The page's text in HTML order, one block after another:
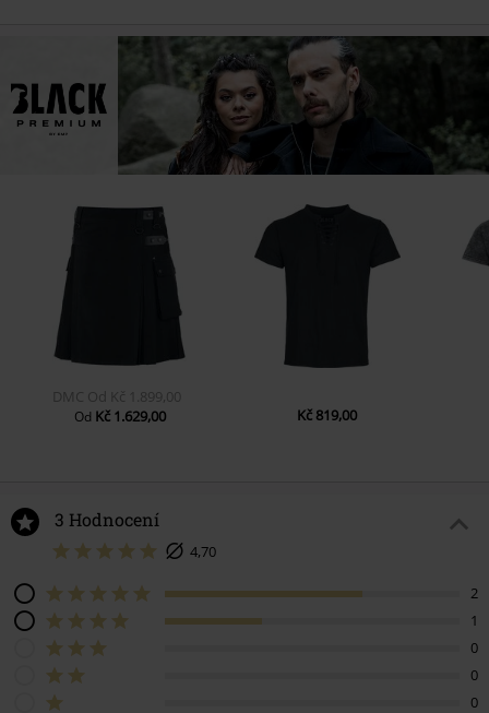
DMC Od Kč 1.899,00
Od Kč 1.629,00 Kč 819,00
3 Hodnocení
4,70
2
1
0
0
0